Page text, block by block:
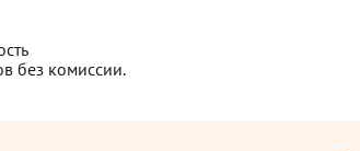
без комиссии.